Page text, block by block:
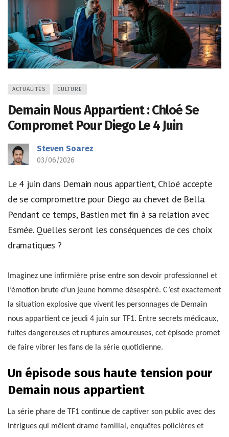
ACTUALITÉS CULTURE
Demain Nous Appartient : Chloé Se
Compromet Pour Diego Le 4 Juin
Steven Soarez
03/06/2026
Le 4 juin dans Demain nous appartient, Chloé accepte
de se compromettre pour Diego au chevet de Bella.
Pendant ce temps, Bastien met fin à sa relation avec
Esmée. Quelles seront les conséquences de ces choix
dramatiques ?
Imaginez une infirmière prise entre son devoir professionnel et
l’émotion brute d’un jeune homme désespéré. C’est exactement
la situation explosive que vivent les personnages de Demain
nous appartient ce jeudi 4 juin sur TF1. Entre secrets médicaux,
fuites dangereuses et ruptures amoureuses, cet épisode promet
de faire vibrer les fans de la série quotidienne.
Un épisode sous haute tension pour
Demain nous appartient
La série phare de TF1 continue de captiver son public avec des
intrigues qui mêlent drame familial, enquêtes policières et